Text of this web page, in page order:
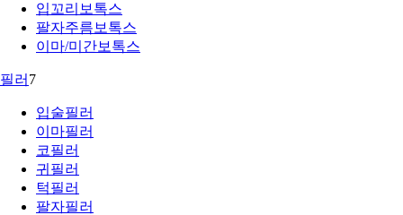
입꼬리보톡스
팔자주름보톡스
이마/미간보톡스
필러 7
입술필러
이마필러
코필러
귀필러
턱필러
팔자필러